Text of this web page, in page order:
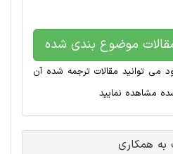
موضوع بندی شده
می توانید مقالات ترجمه شده آن
مشاهده نمایید
به همکاری